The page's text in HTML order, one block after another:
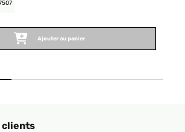
Ajouter au panier
clients